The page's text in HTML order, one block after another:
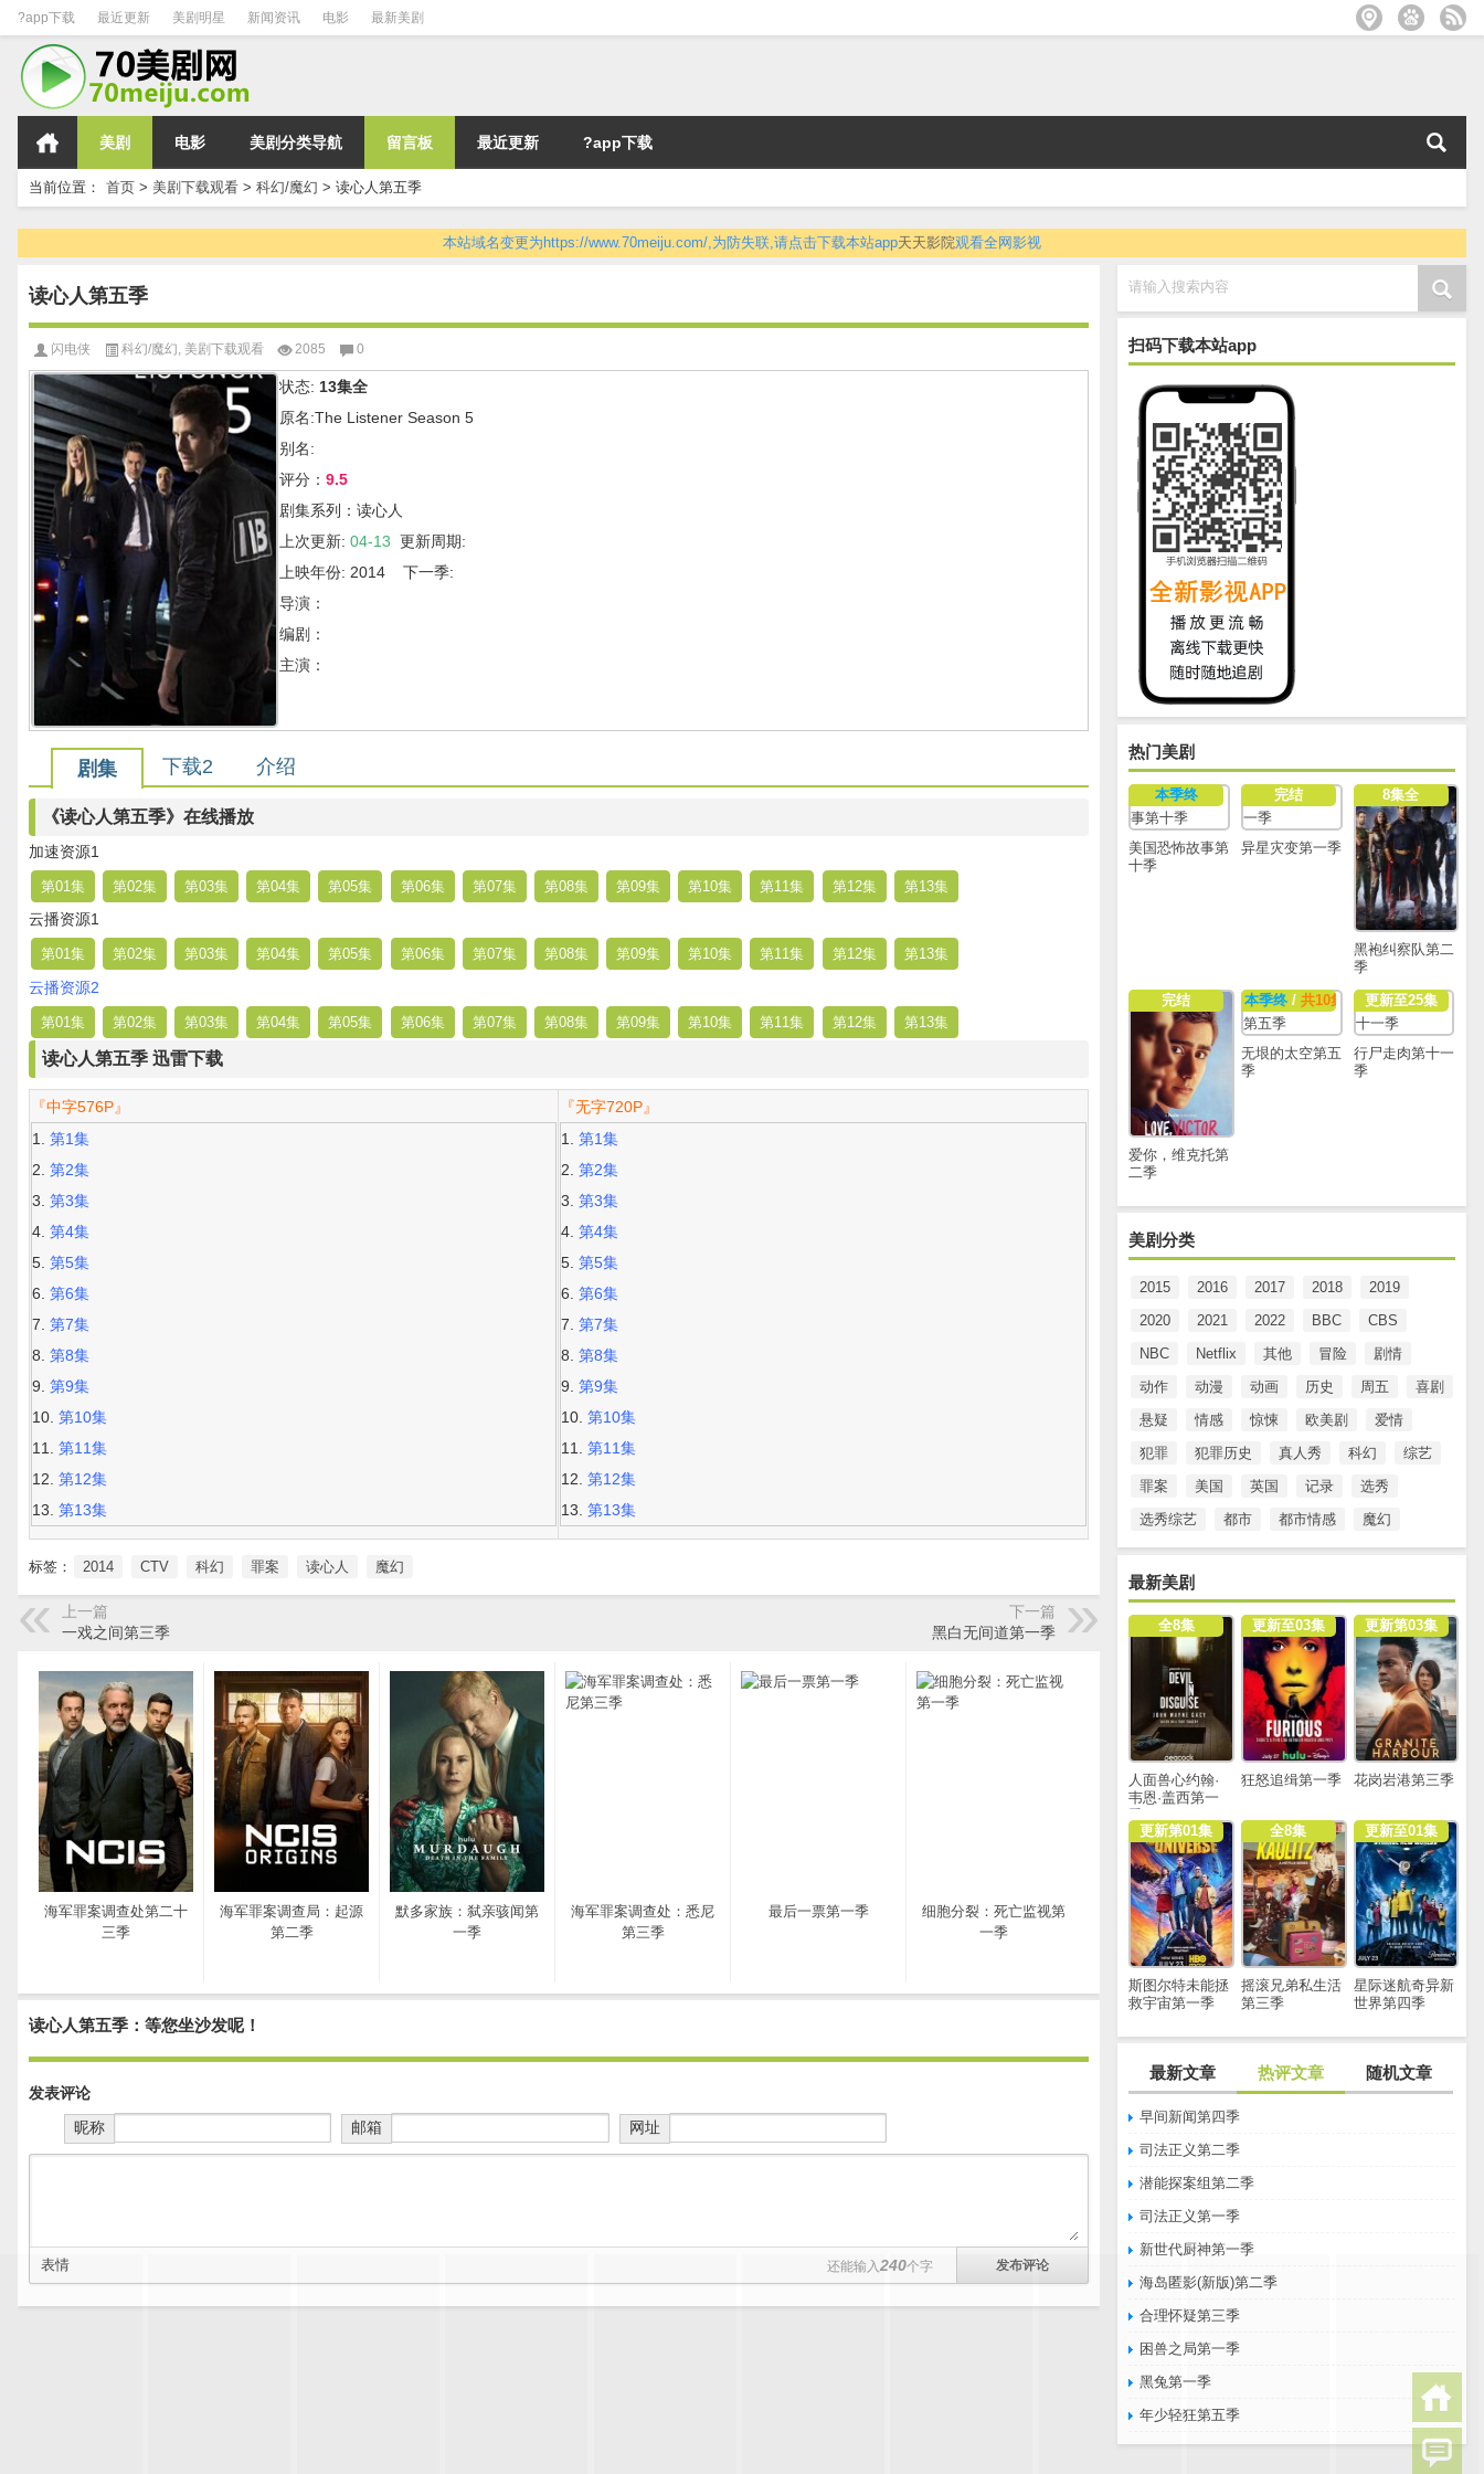
?app下载 最近更新 美剧明星 新闻资讯 电影 最新美剧
美剧 电影 美剧分类导航 留言板 最近更新 ?app下载
当前位置： 首页 > 美剧下载观看 > 科幻/魔幻 > 读心人第五季
本站域名变更为https://www.70meiju.com/,为防失联,请点击下载本站app天天影院观看全网影视
请输入搜索内容
扫码下载本站app
热门美剧
本季终
美国恐怖故事第
十季
完结
异星灾变第一季
8集全
黑袍纠察队第二
季
完结
爱你，维克托第
二季
本季终/ 共10集
无垠的太空第五
季
更新至25集
行尸走肉第十一
季
美剧分类
2015 2016 2017 2018
2019
2020
2021 2022 BBC
CBS
NBC
Netflix 其他 冒险
剧情
动作
动漫 动画 历史 周五
喜剧
悬疑
情感 惊悚 欧美剧
爱情
犯罪
犯罪历史 真人秀 科幻
综艺
罪案
美国 英国 记录
选秀
选秀综艺
都市 都市情感 魔幻
最新美剧
全8集
人面兽心约翰·
韦恩·盖西第一
季
更新至03集
狂怒追缉第一季
更新第03集
花岗岩港第三季
更新第01集
斯图尔特未能拯
救宇宙第一季
全8集
摇滚兄弟私生活
第三季
更新至01集
星际迷航奇异新
世界第四季
最新文章 热评文章 随机文章
早间新闻第四季
司法正义第二季
潜能探案组第二季
司法正义第一季
新世代厨神第一季
海岛匿影(新版)第二季
合理怀疑第三季
困兽之局第一季
黑兔第一季
年少轻狂第五季
读心人第五季
闪电侠 科幻/魔幻 美剧下载观看 2085 0
状态: 13集全
原名:The Listener Season 5
别名:
评分： 9.5
剧集系列：读心人
上次更新: 04-13 更新周期:
上映年份: 2014 下一季:
导演：
编剧：
主演：
剧集 下载2 介绍
《读心人第五季》在线播放
加速资源1
第01集 第02集 第03集 第04集 第05集 第06集 第07集 第08集 第09集 第10集 第11集 第12集 第13集
云播资源1
第01集 第02集 第03集 第04集 第05集 第06集 第07集 第08集 第09集 第10集 第11集 第12集 第13集
云播资源2
第01集 第02集 第03集 第04集 第05集 第06集 第07集 第08集 第09集 第10集 第11集 第12集 第13集
读心人第五季 迅雷下载
『中字576P』
第1集
第2集
第3集
第4集
第5集
第6集
第7集
第8集
第9集
第10集
第11集
第12集
第13集
『无字720P』
第1集
第2集
第3集
第4集
第5集
第6集
第7集
第8集
第9集
第10集
第11集
第12集
第13集
标签： 2014 CTV 科幻 罪案 读心人 魔幻
上一篇
一戏之间第三季
下一篇
黑白无间道第一季
海军罪案调查处第二十
三季
海军罪案调查局：起源
第二季
默多家族：弑亲骇闻第
一季
海军罪案调查处：悉尼
第三季
最后一票第一季
细胞分裂：死亡监视第
一季
读心人第五季：等您坐沙发呢！
发表评论
昵称
邮箱 网址
表情 还能输入240个字